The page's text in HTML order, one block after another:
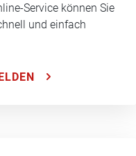
Service können Sie
und einfach